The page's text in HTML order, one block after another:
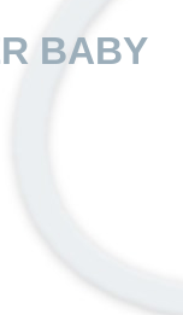
BABY